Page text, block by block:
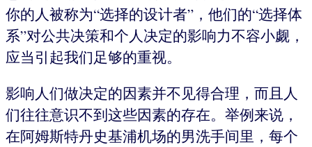
你的人被称为“选择的设计者”，他们的“选择体
系”对公共决策和个人决定的影响力不容小觑，
应当引起我们足够的重视。
影响人们做决定的因素并不见得合理，而且人
们往往意识不到这些因素的存在。举例来说，
在阿姆斯特丹史基浦机场的男洗手间里，每个